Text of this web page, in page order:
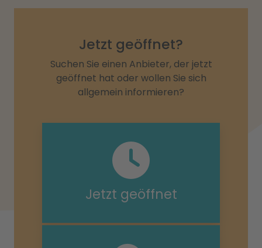
Jetzt geöffnet?
Suchen Sie einen Anbieter, der jetzt
geöffnet hat oder wollen Sie sich
allgemein informieren?
Jetzt geöffnet